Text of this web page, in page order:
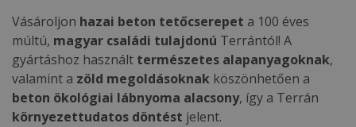
Vásároljon hazai beton tetőcserepet a 100 éves
múltú, magyar családi tulajdonú Terrántól! A
gyártáshoz használt természetes alapanyagoknak,
valamint a zöld megoldásoknak köszönhetően a
beton ökológiai lábnyoma alacsony, így a Terrán
környezettudatos döntést jelent.